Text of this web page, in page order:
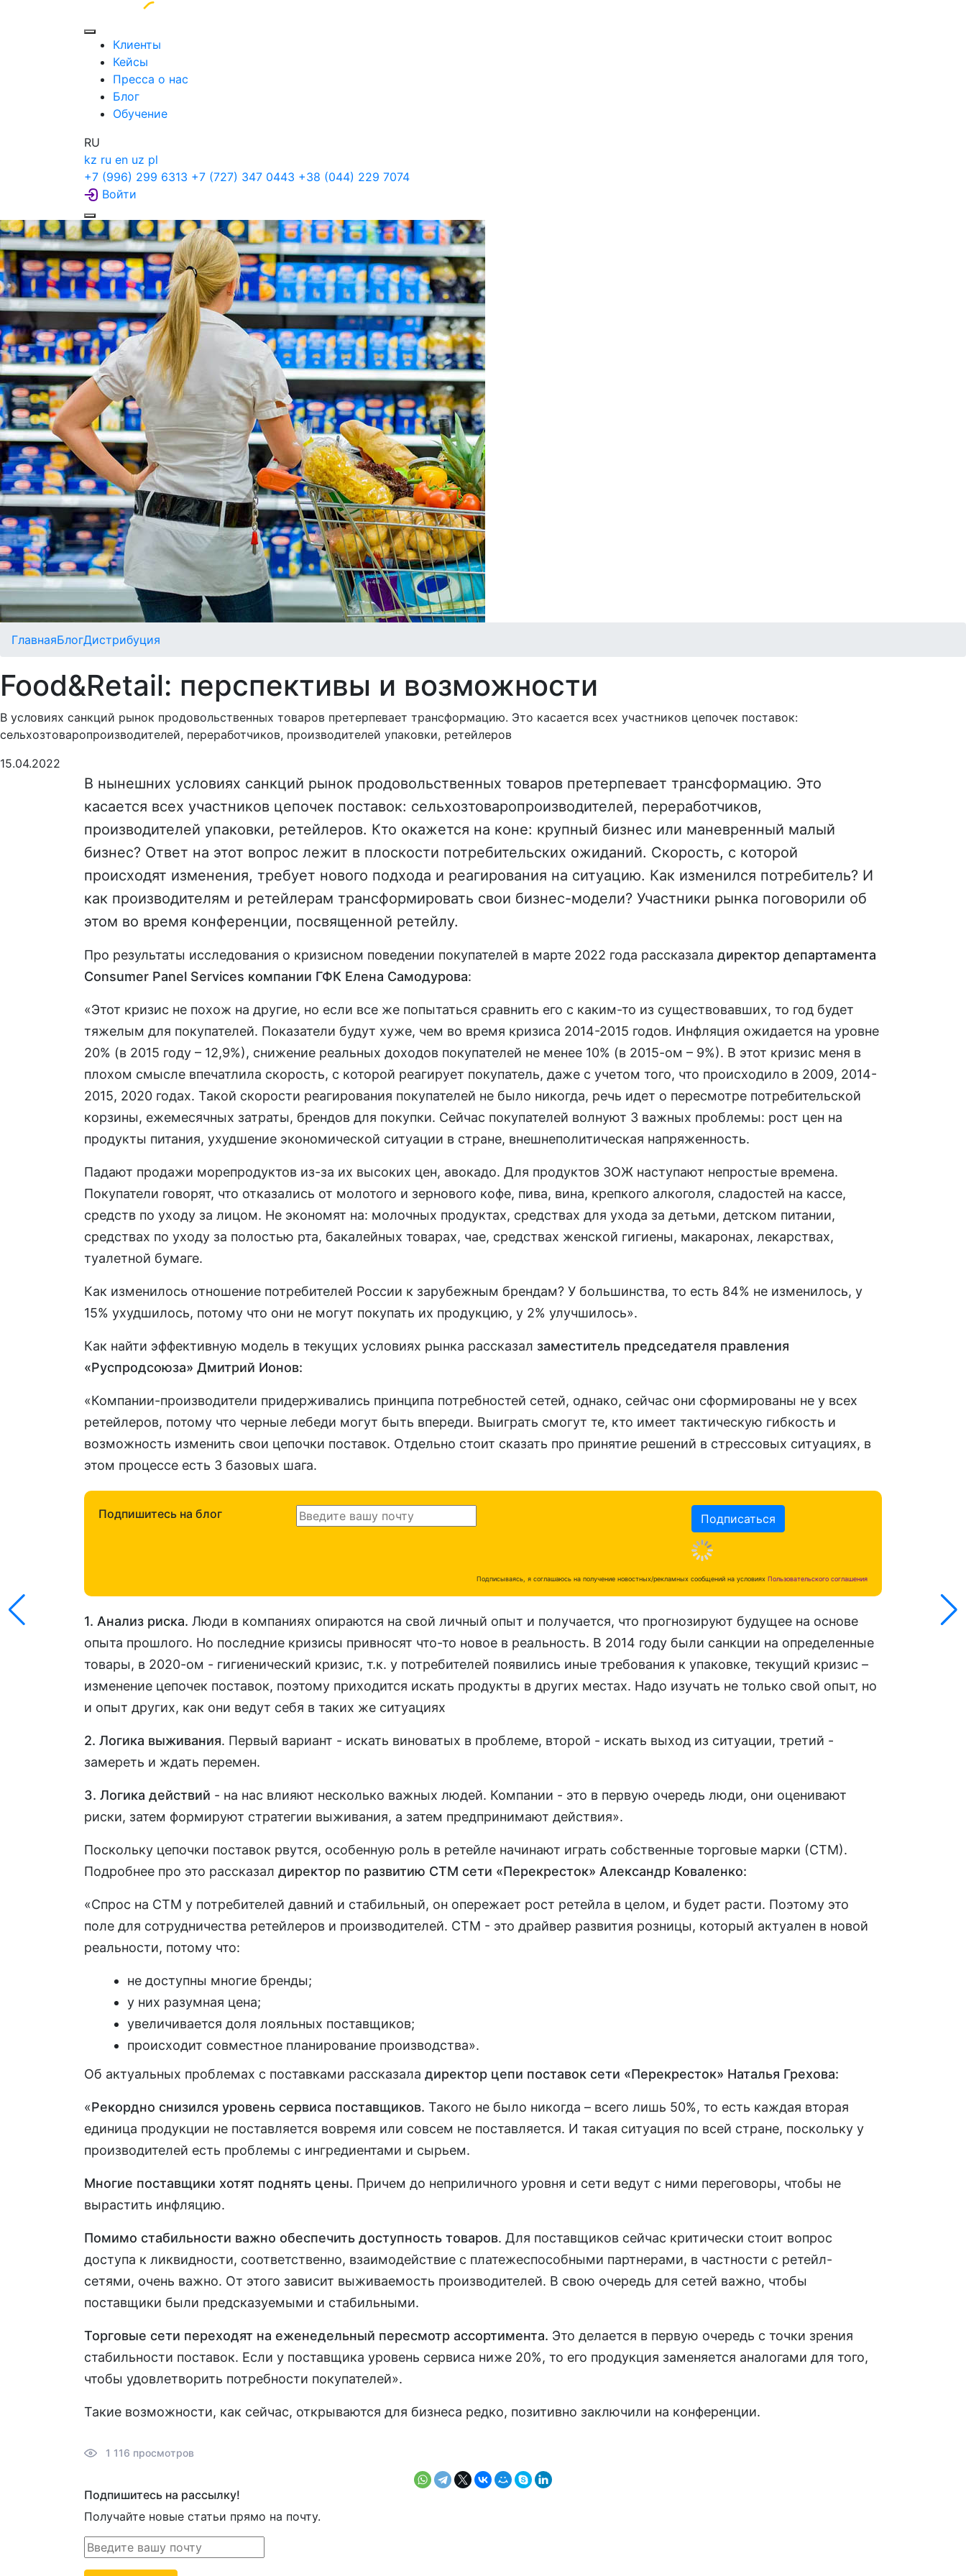
Клиенты
Кейсы
Пресса о нас
Блог
Обучение
RU
kz ru en uz pl
+7 (996) 299 6313 +7 (727) 347 0443 +38 (044) 229 7074
Войти
ГлавнаяБлогДистрибуция
Food&Retail: перспективы и возможности
В условиях санкций рынок продовольственных товаров претерпевает трансформацию. Это касается всех участников цепочек поставок:
сельхозтоваропроизводителей, переработчиков, производителей упаковки, ретейлеров
15.04.2022
В нынешних условиях санкций рынок продовольственных товаров претерпевает трансформацию. Это
касается всех участников цепочек поставок: сельхозтоваропроизводителей, переработчиков,
производителей упаковки, ретейлеров. Кто окажется на коне: крупный бизнес или маневренный малый
бизнес? Ответ на этот вопрос лежит в плоскости потребительских ожиданий. Скорость, с которой
происходят изменения, требует нового подхода и реагирования на ситуацию. Как изменился потребитель? И
как производителям и ретейлерам трансформировать свои бизнес-модели? Участники рынка поговорили об
этом во время конференции, посвященной ретейлу.
Про результаты исследования о кризисном поведении покупателей в марте 2022 года рассказала директор департамента
Consumer Panel Services компании ГФК Елена Самодурова:
«Этот кризис не похож на другие, но если все же попытаться сравнить его с каким-то из существовавших, то год будет
тяжелым для покупателей. Показатели будут хуже, чем во время кризиса 2014-2015 годов. Инфляция ожидается на уровне
20% (в 2015 году – 12,9%), снижение реальных доходов покупателей не менее 10% (в 2015-ом – 9%). В этот кризис меня в
плохом смысле впечатлила скорость, с которой реагирует покупатель, даже с учетом того, что происходило в 2009, 2014-
2015, 2020 годах. Такой скорости реагирования покупателей не было никогда, речь идет о пересмотре потребительской
корзины, ежемесячных затраты, брендов для покупки. Сейчас покупателей волнуют 3 важных проблемы: рост цен на
продукты питания, ухудшение экономической ситуации в стране, внешнеполитическая напряженность.
Падают продажи морепродуктов из-за их высоких цен, авокадо. Для продуктов ЗОЖ наступают непростые времена.
Покупатели говорят, что отказались от молотого и зернового кофе, пива, вина, крепкого алкоголя, сладостей на кассе,
средств по уходу за лицом. Не экономят на: молочных продуктах, средствах для ухода за детьми, детском питании,
средствах по уходу за полостью рта, бакалейных товарах, чае, средствах женской гигиены, макаронах, лекарствах,
туалетной бумаге.
Как изменилось отношение потребителей России к зарубежным брендам? У большинства, то есть 84% не изменилось, у
15% ухудшилось, потому что они не могут покупать их продукцию, у 2% улучшилось».
Как найти эффективную модель в текущих условиях рынка рассказал заместитель председателя правления
«Руспродсоюза» Дмитрий Ионов:
«Компании-производители придерживались принципа потребностей сетей, однако, сейчас они сформированы не у всех
ретейлеров, потому что черные лебеди могут быть впереди. Выиграть смогут те, кто имеет тактическую гибкость и
возможность изменить свои цепочки поставок. Отдельно стоит сказать про принятие решений в стрессовых ситуациях, в
этом процессе есть 3 базовых шага.
Подпишитесь на блог Подписаться
Подписываясь, я соглашаюсь на получение новостных/рекламных сообщений на условиях Пользовательского соглашения
1. Анализ риска. Люди в компаниях опираются на свой личный опыт и получается, что прогнозируют будущее на основе
опыта прошлого. Но последние кризисы привносят что-то новое в реальность. В 2014 году были санкции на определенные
товары, в 2020-ом - гигиенический кризис, т.к. у потребителей появились иные требования к упаковке, текущий кризис –
изменение цепочек поставок, поэтому приходится искать продукты в других местах. Надо изучать не только свой опыт, но
и опыт других, как они ведут себя в таких же ситуациях
2. Логика выживания. Первый вариант - искать виноватых в проблеме, второй - искать выход из ситуации, третий -
замереть и ждать перемен.
3. Логика действий - на нас влияют несколько важных людей. Компании - это в первую очередь люди, они оценивают
риски, затем формируют стратегии выживания, а затем предпринимают действия».
Поскольку цепочки поставок рвутся, особенную роль в ретейле начинают играть собственные торговые марки (СТМ).
Подробнее про это рассказал директор по развитию СТМ сети «Перекресток» Александр Коваленко:
«Спрос на СТМ у потребителей давний и стабильный, он опережает рост ретейла в целом, и будет расти. Поэтому это
поле для сотрудничества ретейлеров и производителей. СТМ - это драйвер развития розницы, который актуален в новой
реальности, потому что:
не доступны многие бренды;
у них разумная цена;
увеличивается доля лояльных поставщиков;
происходит совместное планирование производства».
Об актуальных проблемах с поставками рассказала директор цепи поставок сети «Перекресток» Наталья Грехова:
«Рекордно снизился уровень сервиса поставщиков. Такого не было никогда – всего лишь 50%, то есть каждая вторая
единица продукции не поставляется вовремя или совсем не поставляется. И такая ситуация по всей стране, поскольку у
производителей есть проблемы с ингредиентами и сырьем.
Многие поставщики хотят поднять цены. Причем до неприличного уровня и сети ведут с ними переговоры, чтобы не
вырастить инфляцию.
Помимо стабильности важно обеспечить доступность товаров. Для поставщиков сейчас критически стоит вопрос
доступа к ликвидности, соответственно, взаимодействие с платежеспособными партнерами, в частности с ретейл-
сетями, очень важно. От этого зависит выживаемость производителей. В свою очередь для сетей важно, чтобы
поставщики были предсказуемыми и стабильными.
Торговые сети переходят на еженедельный пересмотр ассортимента. Это делается в первую очередь с точки зрения
стабильности поставок. Если у поставщика уровень сервиса ниже 20%, то его продукция заменяется аналогами для того,
чтобы удовлетворить потребности покупателей».
Такие возможности, как сейчас, открываются для бизнеса редко, позитивно заключили на конференции.
1 116 просмотров
Подпишитесь на рассылку!
Получайте новые статьи прямо на почту.